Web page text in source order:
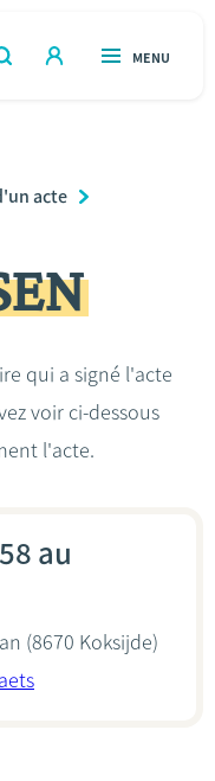
OUVERT
MENU
acte
qui a signé l'acte
voir ci-dessous
l'acte.
au
(8670 Koksijde)